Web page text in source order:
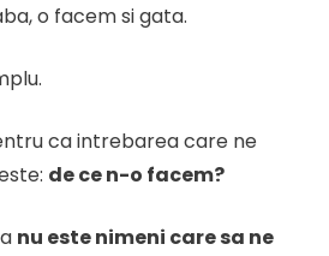
o facem si gata.
ca intrebarea care ne
de ce n-o facem?
nu este nimeni care sa ne